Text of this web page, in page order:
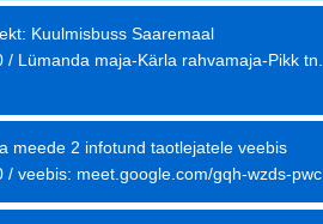
Kuulmisbuss Saaremaal
/ Lümanda maja-Kärla rahvamaja-Pikk tn.
meede 2 infotund taotlejatele veebis
/veebis: meet.google.com/gqh-wzds-pwc